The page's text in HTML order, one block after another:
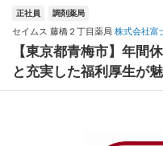
正社員 調剤薬局
セイムス 藤橋２丁目薬局 株式会社富
【東京都青梅市】年間
と充実した福利厚生が